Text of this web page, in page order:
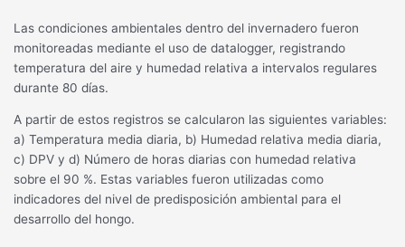
Las condiciones ambientales dentro del invernadero fueron
monitoreadas mediante el uso de datalogger, registrando
temperatura del aire y humedad relativa a intervalos regulares
durante 80 días.
A partir de estos registros se calcularon las siguientes variables:
a) Temperatura media diaria, b) Humedad relativa media diaria,
c) DPV y d) Número de horas diarias con humedad relativa
sobre el 90 %. Estas variables fueron utilizadas como
indicadores del nivel de predisposición ambiental para el
desarrollo del hongo.